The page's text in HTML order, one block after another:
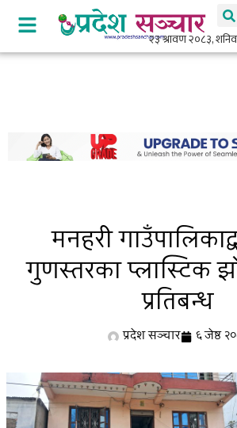
मनहरी
गुणस्तरका प्लास्टिक
प्रतिबन्ध
प्रदेश सञ्चार ६ जेष्ठ